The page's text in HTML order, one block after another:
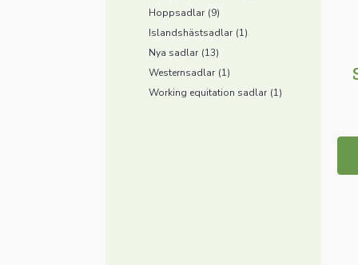
Hoppsadlar (9)
Islandshästsadlar (1)
Nya sadlar (13)
Westernsadlar (1)
Working equitation sadlar (1)